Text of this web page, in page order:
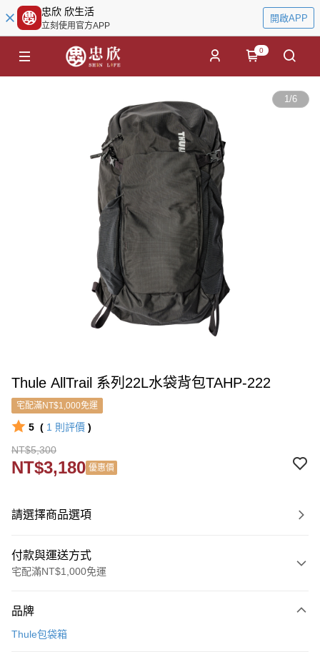
忠欣 欣生活
立刻使用官方APP
開啟APP
0
1/6
Thule AllTrail 系列22L水袋背包TAHP-222
宅配滿NT$1,000免運
5 ( 1 則評價 )
NT$5,300
NT$3,180 優惠價
請選擇商品選項
付款與運送方式
宅配滿NT$1,000免運
信用卡一次付款
品牌
Thule包袋箱